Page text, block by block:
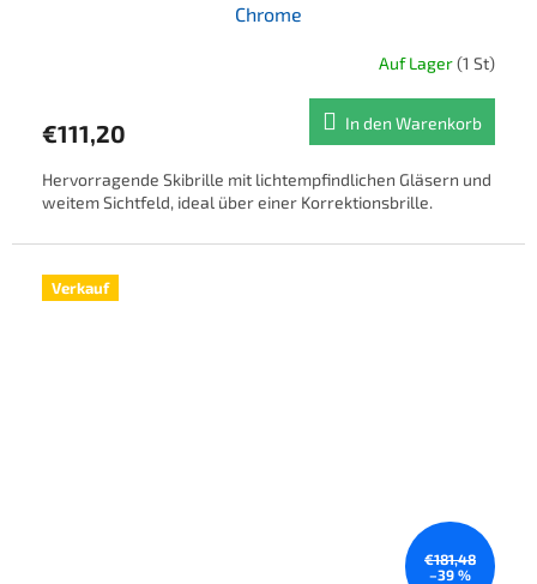
Chrome
Auf Lager(1 St)
€111,20 In den Warenkorb
Hervorragende Skibrille mit lichtempfindlichen Gläsern und
weitem Sichtfeld, ideal über einer Korrektionsbrille.
Verkauf
€181,48
–39 %